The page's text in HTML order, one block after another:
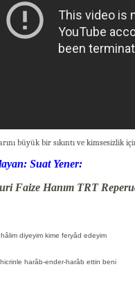
büyük bir sıkıntı ve kimsesizlik
Suat Yener:
Faize Hanım TRT
diyeyim kime feryâd edeyim
hicrinle harâb-ender-harâb ettin beni